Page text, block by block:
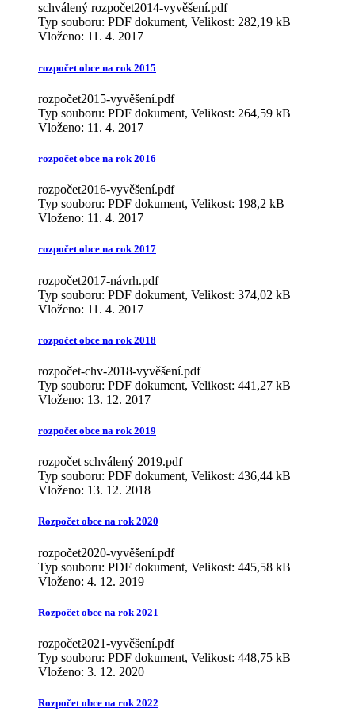
schválený rozpočet2014-vyvěšení.pdf
Typ souboru: PDF dokument, Velikost: 282,19 kB
Vloženo: 11. 4. 2017
rozpočet obce na rok 2015
rozpočet2015-vyvěšení.pdf
Typ souboru: PDF dokument, Velikost: 264,59 kB
Vloženo: 11. 4. 2017
rozpočet obce na rok 2016
rozpočet2016-vyvěšení.pdf
Typ souboru: PDF dokument, Velikost: 198,2 kB
Vloženo: 11. 4. 2017
rozpočet obce na rok 2017
rozpočet2017-návrh.pdf
Typ souboru: PDF dokument, Velikost: 374,02 kB
Vloženo: 11. 4. 2017
rozpočet obce na rok 2018
rozpočet-chv-2018-vyvěšení.pdf
Typ souboru: PDF dokument, Velikost: 441,27 kB
Vloženo: 13. 12. 2017
rozpočet obce na rok 2019
rozpočet schválený 2019.pdf
Typ souboru: PDF dokument, Velikost: 436,44 kB
Vloženo: 13. 12. 2018
Rozpočet obce na rok 2020
rozpočet2020-vyvěšení.pdf
Typ souboru: PDF dokument, Velikost: 445,58 kB
Vloženo: 4. 12. 2019
Rozpočet obce na rok 2021
rozpočet2021-vyvěšení.pdf
Typ souboru: PDF dokument, Velikost: 448,75 kB
Vloženo: 3. 12. 2020
Rozpočet obce na rok 2022